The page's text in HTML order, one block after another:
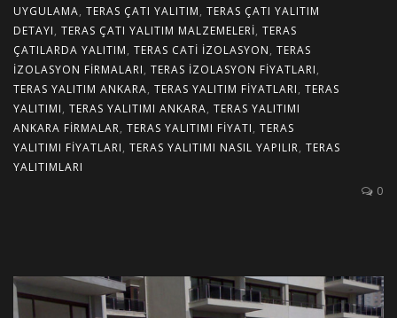
UYGULAMA, TERAS ÇATI YALITIM, TERAS ÇATI YALITIM
DETAYI, TERAS ÇATI YALITIM MALZEMELERI, TERAS
ÇATILARDA YALITIM, TERAS CATI IZOLASYON, TERAS
IZOLASYON FIRMALARI, TERAS IZOLASYON FIYATLARI,
TERAS YALITIM ANKARA, TERAS YALITIM FIYATLARI, TERAS
YALITIMI, TERAS YALITIMI ANKARA, TERAS YALITIMI
ANKARA FIRMALAR, TERAS YALITIMI FIYATI, TERAS
YALITIMI FIYATLARI, TERAS YALITIMI NASIL YAPILIR, TERAS
YALITIMLARI
0